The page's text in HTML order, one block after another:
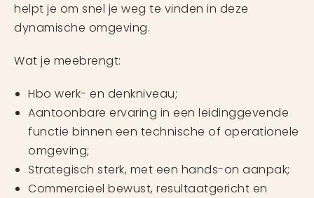
helpt je om snel je weg te vinden in deze
dynamische omgeving.
Wat je meebrengt:
Hbo werk- en denkniveau;
Aantoonbare ervaring in een leidinggevende
functie binnen een technische of operationele
omgeving;
Strategisch sterk, met een hands-on aanpak;
Commercieel bewust, resultaatgericht en